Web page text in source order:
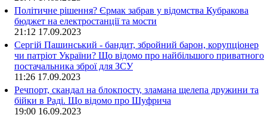
Політичне рішення? Єрмак забрав у відомства Кубракова
бюджет на електростанції та мости
21:12 17.09.2023
Сергій Пашинський - бандит, збройний барон, корупціонер
чи патріот України? Що відомо про найбільшого приватного
постачальника зброї для ЗСУ
11:26 17.09.2023
Речпорт, скандал на блокпосту, зламана щелепа дружини та
бійки в Раді. Що відомо про Шуфрича
19:00 16.09.2023